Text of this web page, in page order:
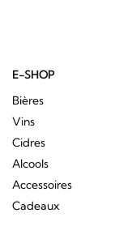
E-SHOP
Bières
Vins
Cidres
Alcools
Accessoires
Cadeaux